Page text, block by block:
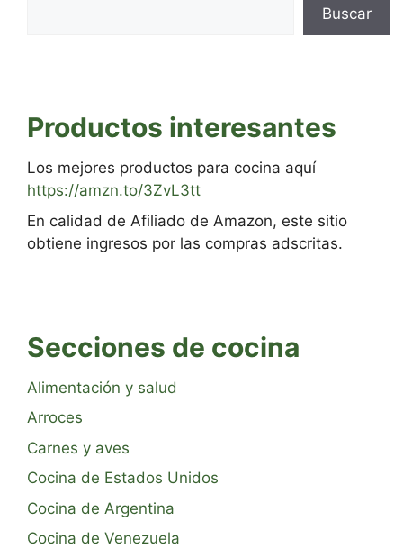
Buscar
Productos interesantes
Los mejores productos para cocina aquí
https://amzn.to/3ZvL3tt
En calidad de Afiliado de Amazon, este sitio
obtiene ingresos por las compras adscritas.
Secciones de cocina
Alimentación y salud
Arroces
Carnes y aves
Cocina de Estados Unidos
Cocina de Argentina
Cocina de Venezuela